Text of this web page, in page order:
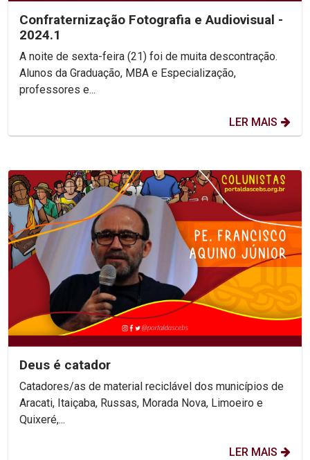
Confraternização Fotografia e Audiovisual -
2024.1
A noite de sexta-feira (21) foi de muita descontração.
Alunos da Graduação, MBA e Especialização,
professores e...
LER MAIS
Deus é catador
Catadores/as de material reciclável dos municípios de
Aracati, Itaiçaba, Russas, Morada Nova, Limoeiro e
Quixeré,...
LER MAIS